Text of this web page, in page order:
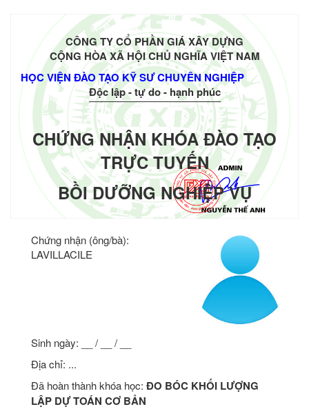
CÔNG TY CỔ PHẦN GIÁ XÂY DỰNG
CỘNG HÒA XÃ HỘI CHỦ NGHĨA VIỆT NAM
HỌC VIỆN ĐÀO TẠO KỸ SƯ CHUYÊN NGHIỆP
Độc lập - tự do - hạnh phúc
CHỨNG NHẬN KHÓA ĐÀO TẠO
TRỰC TUYẾN
BỒI DƯỠNG NGHIỆP VỤ
Chứng nhận (ông/bà):
LAVILLACILE
Sinh ngày: __ / __ / __
Địa chỉ: ...
Đã hoàn thành khóa học: ĐO BÓC KHỐI LƯỢNG
LẬP DỰ TOÁN CƠ BẢN